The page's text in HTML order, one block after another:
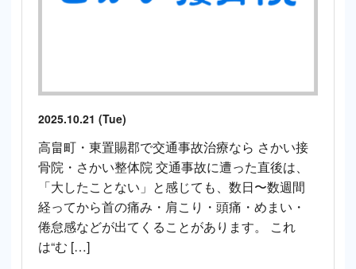
2025.10.21 (Tue)
高畠町・東置賜郡で交通事故治療なら さかい接
骨院・さかい整体院 交通事故に遭った直後は、
「大したことない」と感じても、数日〜数週間
経ってから首の痛み・肩こり・頭痛・めまい・
倦怠感などが出てくることがあります。 これ
は“む […]